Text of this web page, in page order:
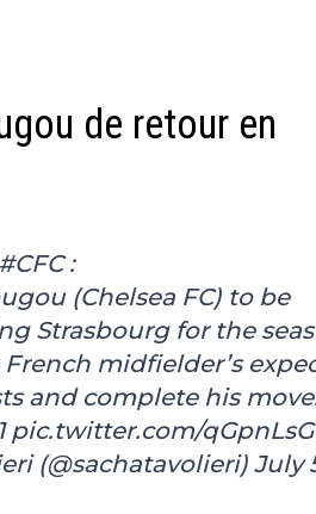
de retour en
#CFC:
(Chelsea FC) to be
Strasbourg for the
French midfielder’s
and complete his
pic.twitter.com/
(@sachatavolieri) July